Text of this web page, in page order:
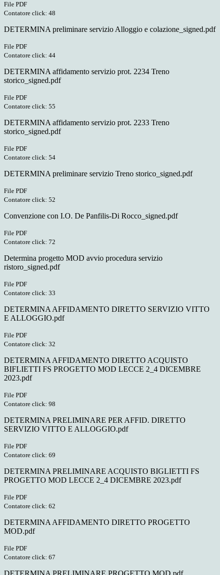
File PDF
Contatore click: 48
DETERMINA preliminare servizio Alloggio e colazione_signed.pdf
File PDF
Contatore click: 44
DETERMINA affidamento servizio prot. 2234 Treno
storico_signed.pdf
File PDF
Contatore click: 55
DETERMINA affidamento servizio prot. 2233 Treno
storico_signed.pdf
File PDF
Contatore click: 54
DETERMINA preliminare servizio Treno storico_signed.pdf
File PDF
Contatore click: 52
Convenzione con I.O. De Panfilis-Di Rocco_signed.pdf
File PDF
Contatore click: 72
Determina progetto MOD avvio procedura servizio
ristoro_signed.pdf
File PDF
Contatore click: 33
DETERMINA AFFIDAMENTO DIRETTO SERVIZIO VITTO
E ALLOGGIO.pdf
File PDF
Contatore click: 32
DETERMINA AFFIDAMENTO DIRETTO ACQUISTO
BIFLIETTI FS PROGETTO MOD LECCE 2_4 DICEMBRE
2023.pdf
File PDF
Contatore click: 98
DETERMINA PRELIMINARE PER AFFID. DIRETTO
SERVIZIO VITTO E ALLOGGIO.pdf
File PDF
Contatore click: 69
DETERMINA PRELIMINARE ACQUISTO BIGLIETTI FS
PROGETTO MOD LECCE 2_4 DICEMBRE 2023.pdf
File PDF
Contatore click: 62
DETERMINA AFFIDAMENTO DIRETTO PROGETTO
MOD.pdf
File PDF
Contatore click: 67
DETERMINA PRELIMINARE PROGETTO MOD.pdf